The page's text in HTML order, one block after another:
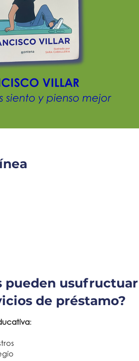
pueden usufructuar
de préstamo?
: